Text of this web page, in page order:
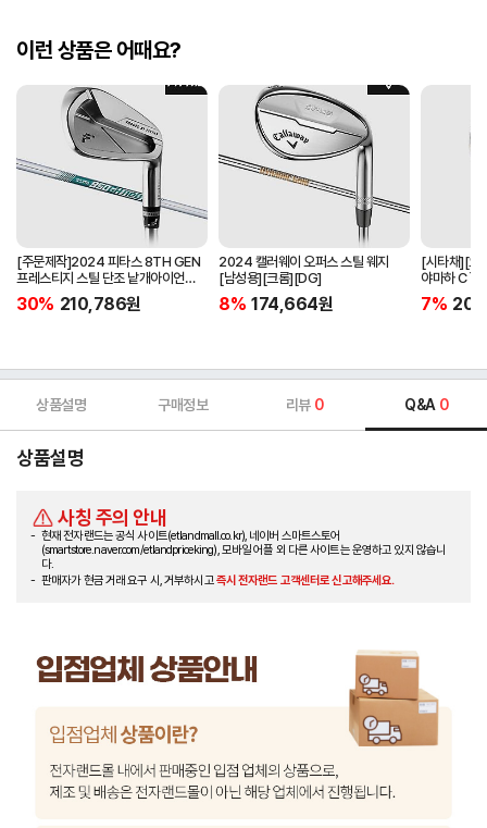
이런 상품은 어때요?
[주문제작]2024 피타스 8TH GEN
프레스티지 스틸 단조 낱개아이언
[남성용][4번][NSPRO950GH
NEO]
30% 210,786원
2024 캘러웨이 오퍼스 스틸 웨지
[남성용][크롬][DG]
8% 174,664원
[시타채][오
야마하 C`s
[여성용][화
ORIGINAL]
7%
상품설명 구매정보 리뷰 0 Q&A 0
상품설명
사칭 주의 안내
현재 전자랜드는 공식 사이트(etlandmall.co.kr), 네이버 스마트스토어
(smartstore.naver.com/etlandpriceking), 모바일 어플 외 다른 사이트는 운영하고 있지 않습니
다.
판매자가 현금 거래 요구 시, 거부하시고즉시 전자랜드 고객센터로 신고해주세요.